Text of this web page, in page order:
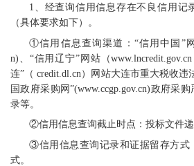
1、经查询信用信息存在不良信用记
（具体要求如下）。
①信用信息查询渠道：“信用中国”网
n)、“信用辽宁”网站（
连”（ credit.dl.cn）网站大连市重大税收违
国政府采购网”(www.ccgp.gov.cn)政府采
录等。
②信用信息查询截止时点：投标文件递
③信用信息查询记录和证据留存方式
式。